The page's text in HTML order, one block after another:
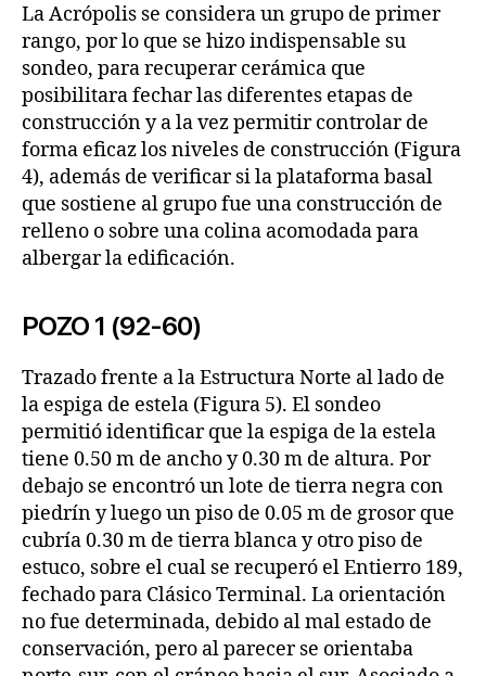
La Acrópolis se considera un grupo de primer
rango, por lo que se hizo indispensable su
sondeo, para recuperar cerámica que
posibilitara fechar las diferentes etapas de
construcción y a la vez permitir controlar de
forma eficaz los niveles de construcción (Figura
4), además de verificar si la plataforma basal
que sostiene al grupo fue una construcción de
relleno o sobre una colina acomodada para
albergar la edificación.
POZO 1 (92-60)
Trazado frente a la Estructura Norte al lado de
la espiga de estela (Figura 5). El sondeo
permitió identificar que la espiga de la estela
tiene 0.50 m de ancho y 0.30 m de altura. Por
debajo se encontró un lote de tierra negra con
piedrín y luego un piso de 0.05 m de grosor que
cubría 0.30 m de tierra blanca y otro piso de
estuco, sobre el cual se recuperó el Entierro 189,
fechado para Clásico Terminal. La orientación
no fue determinada, debido al mal estado de
conservación, pero al parecer se orientaba